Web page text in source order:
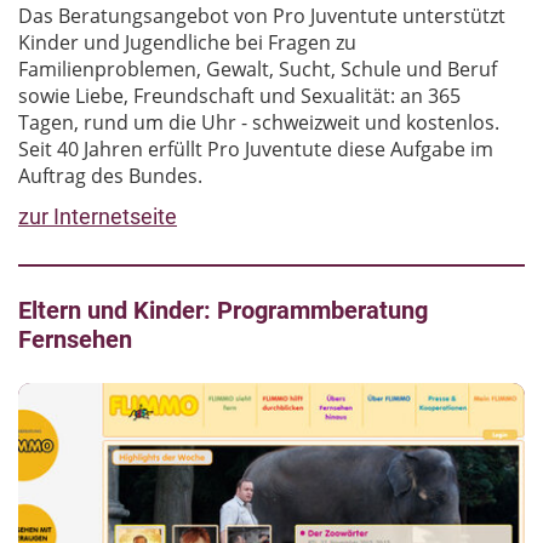
Das Beratungsangebot von Pro Juventute unterstützt
Kinder und Jugendliche bei Fragen zu
Familienproblemen, Gewalt, Sucht, Schule und Beruf
sowie Liebe, Freundschaft und Sexualität: an 365
Tagen, rund um die Uhr - schweizweit und kostenlos.
Seit 40 Jahren erfüllt Pro Juventute diese Aufgabe im
Auftrag des Bundes.
zur Internetseite
Eltern und Kinder: Programmberatung
Fernsehen